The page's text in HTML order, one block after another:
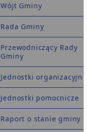
Wójt Gminy
Rada Gminy
Przewodniczący Rady
Gminy
Jednostki organizacyjne
Jednostki pomocnicze
Raport o stanie gminy